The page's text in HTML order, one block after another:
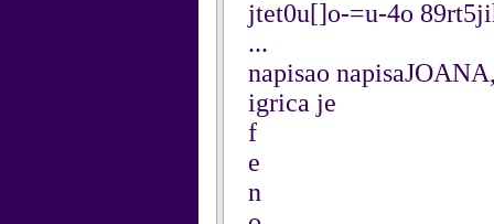
jtet0u[]o-=u-4o
...
napisao
igrica je
f
e
n